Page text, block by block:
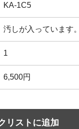
KA-1C5
汚しが入っています。
1
6,500円
リストに追加